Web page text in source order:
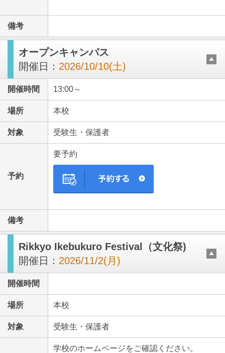
備考
オープンキャンパス
開催日： 2026/10/10(土)
開催時間 13:00～
場所 本校
対象 受験生・保護者
予約
要予約
備考
Rikkyo Ikebukuro Festival（文化祭)
開催日： 2026/11/2(月)
開催時間
場所 本校
対象 受験生・保護者
学校のホームページをご確認ください。